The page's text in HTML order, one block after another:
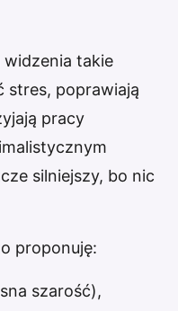
takie
stres, poprawiają
pracy
silniejszy, bo nic
proponuję:
szarość),